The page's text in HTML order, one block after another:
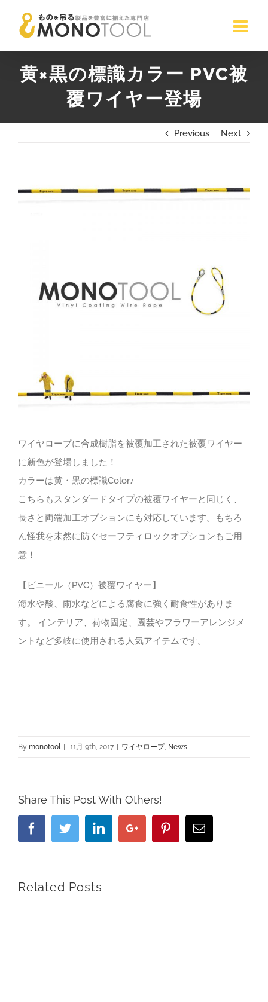
黄×黒の標識カラー PVC被
覆ワイヤー登場
Previous Next
View
ワイヤロープに合成樹脂を被覆加工された被覆ワイヤー
に新色が登場しました！
カラーは黄・黒の標識Color♪
こちらもスタンダードタイプの被覆ワイヤーと同じく、
長さと両端加工オプションにも対応しています。もちろ
ん怪我を未然に防ぐセーフティロックオプションもご用
意！
【ビニール（PVC）被覆ワイヤー】
海水や酸、雨水などによる腐食に強く耐食性がありま
す。 インテリア、荷物固定、園芸やフラワーアレンジメ
ントなど多岐に使用される人気アイテムです。
By monotool 11月 9th, 2017 ワイヤロープ, News
Share This Post With Others!
FacebookTwitterLinkedinGoogle+ PinterestEmail
Related Posts